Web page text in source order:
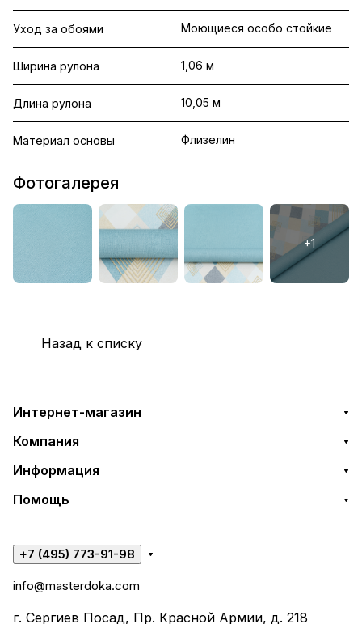
Уход за обоями Моющиеся особо стойкие
Ширина рулона 1,06 м
Длина рулона 10,05 м
Материал основы Флизелин
Фотогалерея
Назад к списку
Интернет-магазин
Компания
Информация
Помощь
+7 (495) 773-91-98
info@masterdoka.com
г. Сергиев Посад, Пр. Красной Армии, д. 218